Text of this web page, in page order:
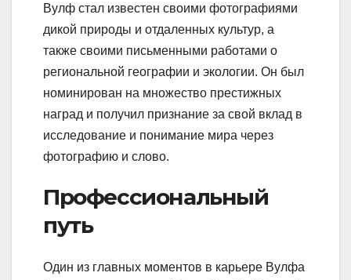
Вулф стал известен своими фотографиями
дикой природы и отдаленных культур, а
также своими письменными работами о
региональной географии и экологии. Он был
номинирован на множество престижных
наград и получил признание за свой вклад в
исследование и понимание мира через
фотографию и слово.
Профессиональный
путь
Один из главных моментов в карьере Вулфа